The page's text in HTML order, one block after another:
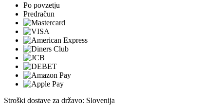
Po povzetju
Predračun
Stroški dostave za državo: Slovenija